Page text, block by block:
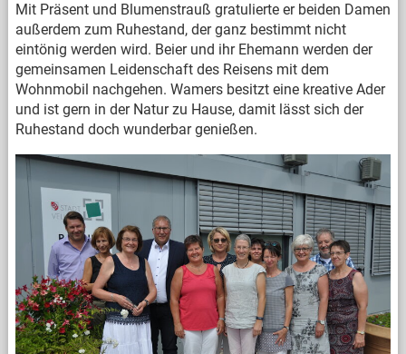
Mit Präsent und Blumenstrauß gratulierte er beiden Damen
außerdem zum Ruhestand, der ganz bestimmt nicht
eintönig werden wird. Beier und ihr Ehemann werden der
gemeinsamen Leidenschaft des Reisens mit dem
Wohnmobil nachgehen. Wamers besitzt eine kreative Ader
und ist gern in der Natur zu Hause, damit lässt sich der
Ruhestand doch wunderbar genießen.